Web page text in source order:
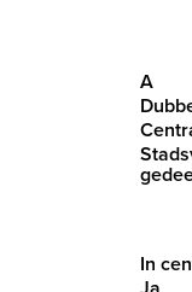
uitvalswegen
parkeerplaats
A
In